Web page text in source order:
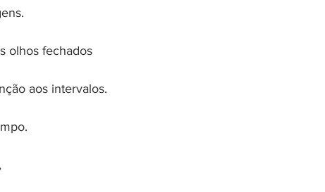
olhos fechados
aos intervalos.